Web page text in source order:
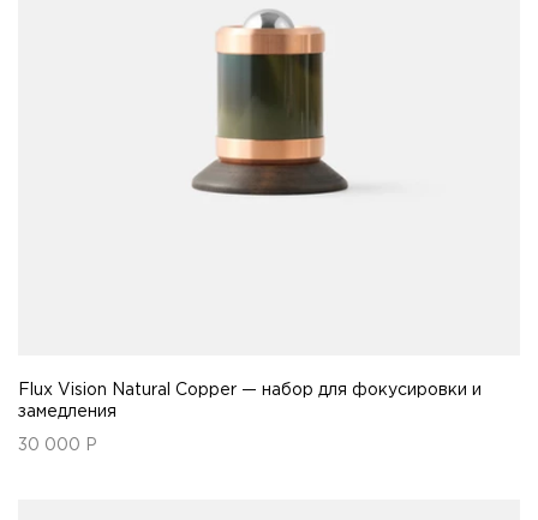
Flux Vision Natural Сopper — набор для фокусировки и
замедления
30 000 Р